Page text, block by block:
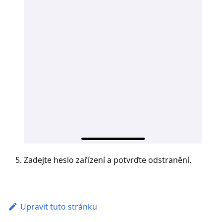
Zadejte heslo zařízení a potvrďte odstranění.
Upravit tuto stránku